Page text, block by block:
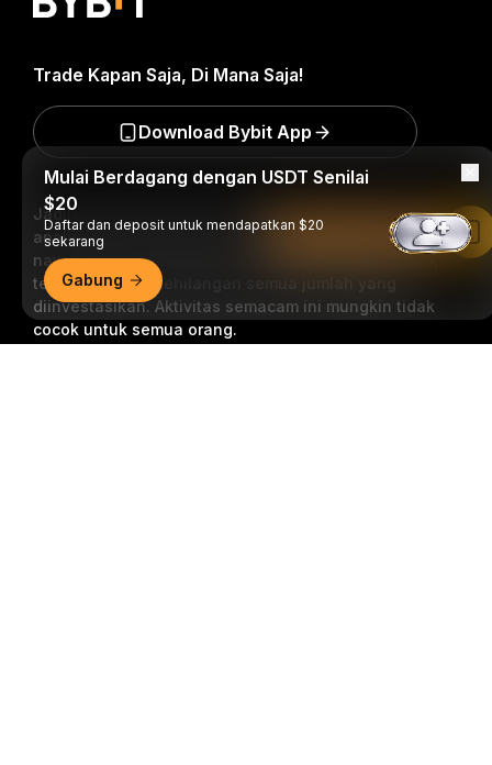
Jadilah yang pertama mendapatkan wawasan dan
analisis kritis dunia kripto: berlangganan sekarang ke
nawala kami.Semua bentuk investasi memiliki risiko,
termasuk risiko kehilangan semua jumlah yang
diinvestasikan. Aktivitas semacam ini mungkin tidak
cocok untuk semua orang.
Trade Kapan Saja, Di Mana Saja!
Download Bybit App
Mulai Berdagang dengan USDT Senilai
$20
Daftar dan deposit untuk mendapatkan $20
sekarang
Gabung
Baca di Aplikasi Bybit